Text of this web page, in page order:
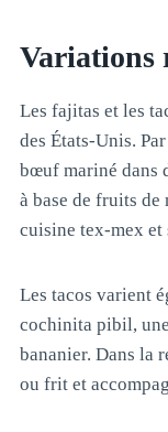
Variations
Les fajitas et les
des États-Unis.
bœuf mariné dans
à base de fruits
cuisine tex-mex et
Les tacos varient
cochinita pibil,
bananier. Dans la
ou frit et